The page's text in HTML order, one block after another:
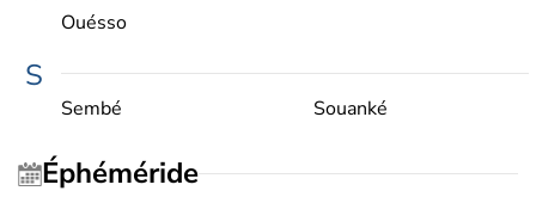
Ouésso
S
Sembé Souanké
Éphéméride